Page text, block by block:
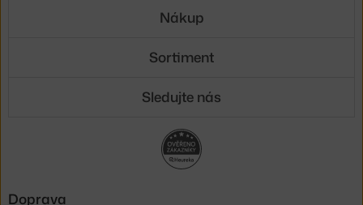
Nákup
Sortiment
Sledujte nás
Doprava